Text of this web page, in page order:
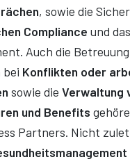
, sowie die
Compliance und
Auch die
Konflikten oder
sowie die Verwaltung
und Benefits
Partners. Nicht